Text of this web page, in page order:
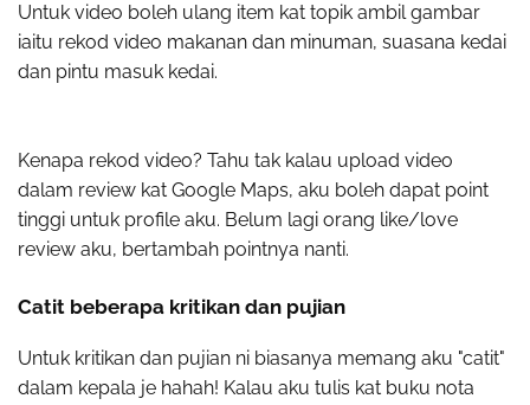
Untuk video boleh ulang item kat topik ambil gambar
iaitu rekod video makanan dan minuman, suasana kedai
dan pintu masuk kedai.
Kenapa rekod video? Tahu tak kalau upload video
dalam review kat Google Maps, aku boleh dapat point
tinggi untuk profile aku. Belum lagi orang like/love
review aku, bertambah pointnya nanti.
Catit beberapa kritikan dan pujian
Untuk kritikan dan pujian ni biasanya memang aku "catit"
dalam kepala je hahah! Kalau aku tulis kat buku nota